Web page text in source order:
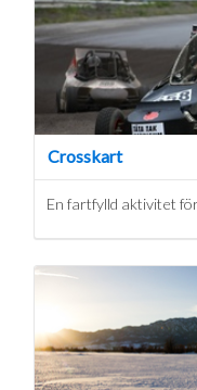
Crosskart
En fartfylld aktivitet